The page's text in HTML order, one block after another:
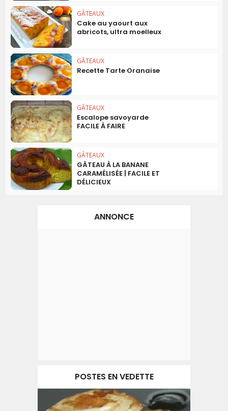
GÂTEAUX
Cake au yaourt aux
abricots, ultra moelleux
GÂTEAUX
Recette Tarte Oranaise
GÂTEAUX
Escalope savoyarde
FACILE À FAIRE
GÂTEAUX
GÂTEAU À LA BANANE
CARAMÉLISÉE | FACILE ET
DÉLICIEUX
ANNONCE
POSTES EN VEDETTE